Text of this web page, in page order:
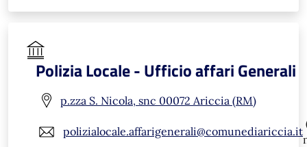
Polizia Locale - Ufficio affari Generali
p.zza S. Nicola, snc 00072 Ariccia (RM)
polizialocale.affarigenerali@comunediariccia.it